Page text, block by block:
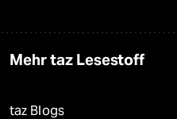
Mehr taz Lesestoff
taz Blogs